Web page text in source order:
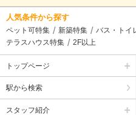
人気条件から探す
ペット可特集 新築特集
バス・トイ
テラスハウス特集
2F以上
トップページ
駅から検索
スタッフ紹介